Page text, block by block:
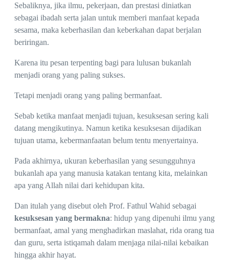
Sebaliknya, jika ilmu, pekerjaan, dan prestasi diniatkan
sebagai ibadah serta jalan untuk memberi manfaat kepada
sesama, maka keberhasilan dan keberkahan dapat berjalan
beriringan.
Karena itu pesan terpenting bagi para lulusan bukanlah
menjadi orang yang paling sukses.
Tetapi menjadi orang yang paling bermanfaat.
Sebab ketika manfaat menjadi tujuan, kesuksesan sering kali
datang mengikutinya. Namun ketika kesuksesan dijadikan
tujuan utama, kebermanfaatan belum tentu menyertainya.
Pada akhirnya, ukuran keberhasilan yang sesungguhnya
bukanlah apa yang manusia katakan tentang kita, melainkan
apa yang Allah nilai dari kehidupan kita.
Dan itulah yang disebut oleh Prof. Fathul Wahid sebagai
kesuksesan yang bermakna: hidup yang dipenuhi ilmu yang
bermanfaat, amal yang menghadirkan maslahat, rida orang tua
dan guru, serta istiqamah dalam menjaga nilai-nilai kebaikan
hingga akhir hayat.